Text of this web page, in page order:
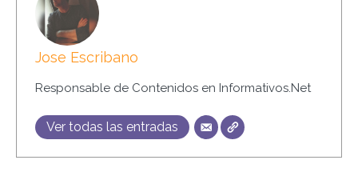
Jose Escribano
Responsable de Contenidos en Informativos.Net
Ver todas las entradas